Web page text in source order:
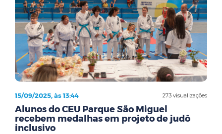
273 visualizações
15/09/2025, às 13:44
Alunos do CEU Parque São Miguel
recebem medalhas em projeto de judô
inclusivo